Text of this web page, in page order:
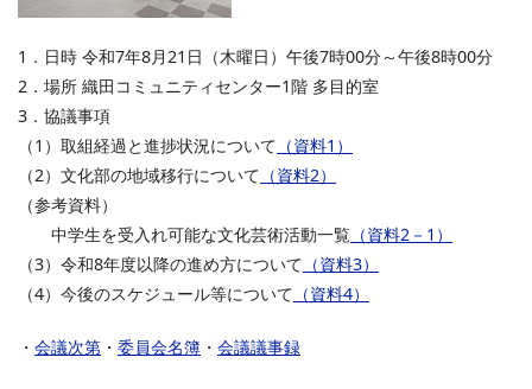
1．日時 令和7年8月21日（木曜日）午後7時00分～午後8時00分
2．場所 織田コミュニティセンター1階 多目的室
3．協議事項
（1）取組経過と進捗状況について （資料1）
（2）文化部の地域移行について （資料2）
（参考資料）
中学生を受入れ可能な文化芸術活動一覧 （資料2－1）
（3）令和8年度以降の進め方について （資料3）
（4）今後のスケジュール等について （資料4）
・ 会議次第 ・ 委員会名簿 ・ 会議議事録